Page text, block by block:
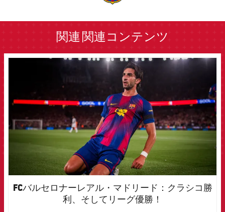
関連 関連コンテンツ
FCB Barcelona badge
FCバルセロナーレアル・マドリード：クラシコ勝
利、そしてリーグ優勝！